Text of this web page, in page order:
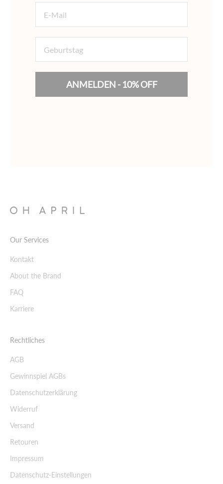
ANMELDEN - 10% OFF
Our Services
Kontakt
About the Brand
FAQ
Karriere
Rechtliches
AGB
Gewinnspiel AGBs
Datenschutzerklärung
Widerruf
Versand
Retouren
Impressum
Datenschutz-Einstellungen